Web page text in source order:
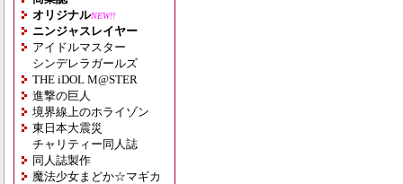
オリジナルNEW!!
ニンジャスレイヤー
アイドルマスター
シンデレラガールズ
THE iDOL M@STER
進撃の巨人
境界線上のホライゾン
東日本大震災
チャリティー同人誌
同人誌製作
魔法少女まどか☆マギカ